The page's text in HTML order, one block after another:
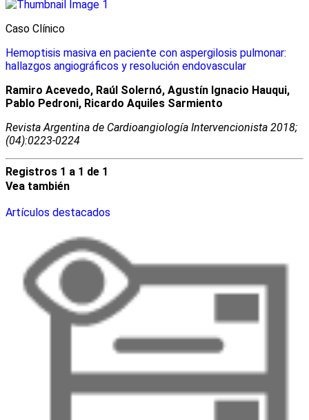
Caso Clínico
Hemoptisis masiva en paciente con aspergilosis pulmonar:
hallazgos angiográficos y resolución endovascular
Ramiro Acevedo, Raúl Solernó, Agustín Ignacio Hauqui,
Pablo Pedroni, Ricardo Aquiles Sarmiento
Revista Argentina de Cardioangiologí­a Intervencionista 2018;
(04):0223-0224
Registros 1 a 1 de 1
Vea también
Artículos destacados